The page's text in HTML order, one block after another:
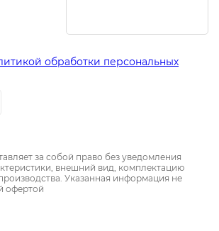
обработки персональных
за собой право без уведомления
внешний вид, комплектацию
Указанная информация не
офертой